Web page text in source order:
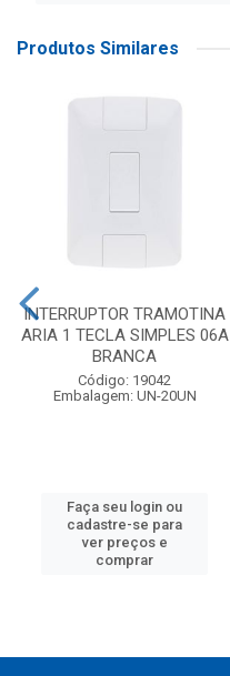
Produtos Similares
INTERRUPTOR TRAMOTINA
ARIA 1 TECLA SIMPLES 06A
BRANCA
Código: 19042
Embalagem: UN-20UN
Faça seu login ou
cadastre-se para
ver preços e
comprar